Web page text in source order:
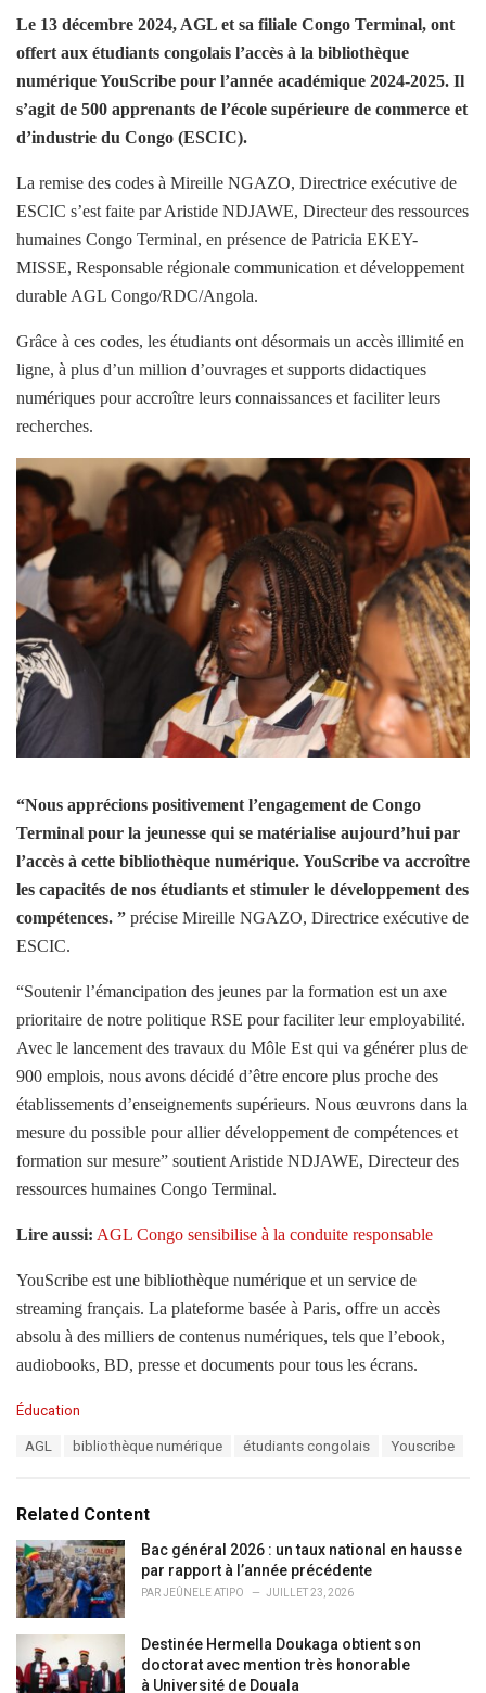
Le 13 décembre 2024, AGL et sa filiale Congo Terminal, ont
offert aux étudiants congolais l’accès à la bibliothèque
numérique YouScribe pour l’année académique 2024-2025. Il
s’agit de 500 apprenants de l’école supérieure de commerce et
d’industrie du Congo (ESCIC).
La remise des codes à Mireille NGAZO, Directrice exécutive de
ESCIC s’est faite par Aristide NDJAWE, Directeur des ressources
humaines Congo Terminal, en présence de Patricia EKEY-
MISSE, Responsable régionale communication et développement
durable AGL Congo/RDC/Angola.
Grâce à ces codes, les étudiants ont désormais un accès illimité en
ligne, à plus d’un million d’ouvrages et supports didactiques
numériques pour accroître leurs connaissances et faciliter leurs
recherches.
“Nous apprécions positivement l’engagement de Congo
Terminal pour la jeunesse qui se matérialise aujourd’hui par
l’accès à cette bibliothèque numérique. YouScribe va accroître
les capacités de nos étudiants et stimuler le développement des
compétences. ” précise Mireille NGAZO, Directrice exécutive de
ESCIC.
“Soutenir l’émancipation des jeunes par la formation est un axe
prioritaire de notre politique RSE pour faciliter leur employabilité.
Avec le lancement des travaux du Môle Est qui va générer plus de
900 emplois, nous avons décidé d’être encore plus proche des
établissements d’enseignements supérieurs. Nous œuvrons dans la
mesure du possible pour allier développement de compétences et
formation sur mesure” soutient Aristide NDJAWE, Directeur des
ressources humaines Congo Terminal.
Lire aussi: AGL Congo sensibilise à la conduite responsable
YouScribe est une bibliothèque numérique et un service de
streaming français. La plateforme basée à Paris, offre un accès
absolu à des milliers de contenus numériques, tels que l’ebook,
audiobooks, BD, presse et documents pour tous les écrans.
C
o
r
i
e
s
:
Éducation
:
AGL bibliothèque numérique étudiants congolais Youscribe
Related Content
Bac général 2026 : un taux national en hausse
par rapport à l’année précédente
PARJEÛNELE ATIPO JUILLET 23, 2026
Destinée Hermella Doukaga obtient son
doctorat avec mention très honorable
à Université de Douala